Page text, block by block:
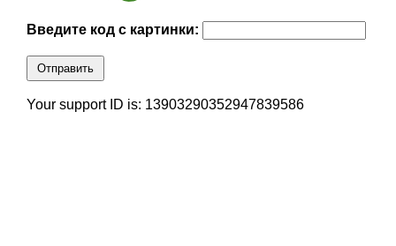
Введите код с картинки:
Отправить
Your support ID is: 13903290352947839586